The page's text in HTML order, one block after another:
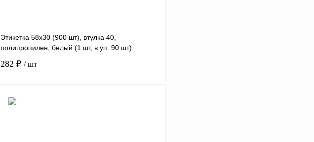
Этикетка 58х30 (900 шт), втулка 40,
полипропилен, белый (1 шт, в уп. 90 шт)
282 ₽ / шт